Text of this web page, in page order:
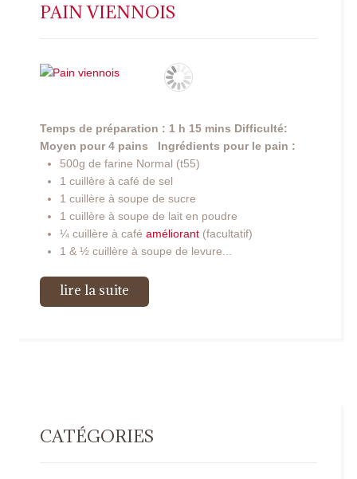
PAIN VIENNOIS
Temps de préparation : 1 h 15 mins Difficulté:
Moyen pour 4 pains
Ingrédients pour le pain :
500g de farine Normal (t55)
1 cuillère à café de sel
1 cuillère à soupe de sucre
1 cuillère à soupe de lait en poudre
¼ cuillère à café améliorant (facultatif)
1 & ½ cuillère à soupe de levure...
lire la suite
CATÉGORIES